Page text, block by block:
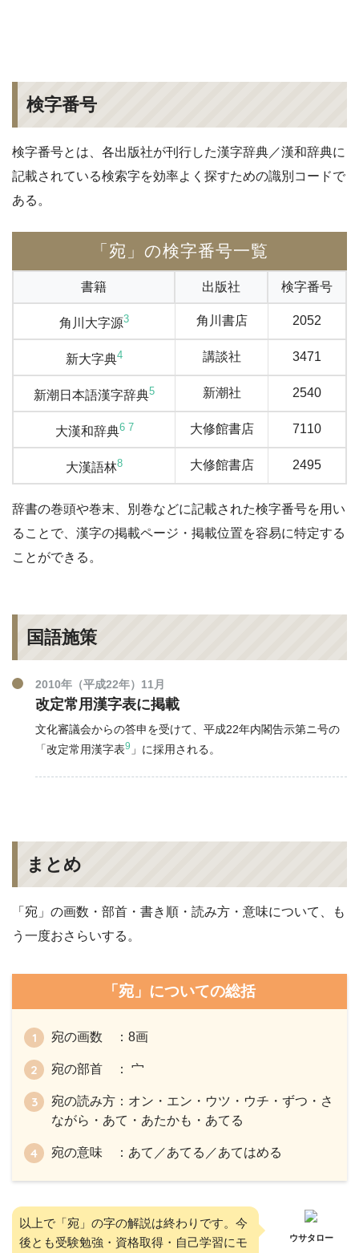
検字番号
検字番号とは、各出版社が刊行した漢字辞典／漢和辞典に
記載されている検索字を効率よく探すための識別コードで
ある。
「宛」の検字番号一覧
書籍 出版社 検字番号
角川大字源3 角川書店 2052
新大字典4 講談社 3471
新潮日本語漢字辞典5 新潮社 2540
大漢和辞典6 7 大修館書店 7110
大漢語林8 大修館書店 2495
辞書の巻頭や巻末、別巻などに記載された検字番号を用い
ることで、漢字の掲載ページ・掲載位置を容易に特定する
ことができる。
国語施策
2010年（平成22年）11月
改定常用漢字表に掲載
文化審議会からの答申を受けて、平成22年内閣告示第ニ号の
「改定常用漢字表9 」に採用される。
まとめ
「宛」の画数・部首・書き順・読み方・意味について、も
う一度おさらいする。
「宛」についての総括
宛の画数 ：8画
宛の部首 ： 宀
宛の読み方：オン・エン・ウツ・ウチ・ずつ・さ
ながら・あて・あたかも・あてる
宛の意味 ：あて／あてる／あてはめる
以上で「宛」の字の解説は終わりです。今
後とも受験勉強・資格取得・自己学習にモ
ウサタロー